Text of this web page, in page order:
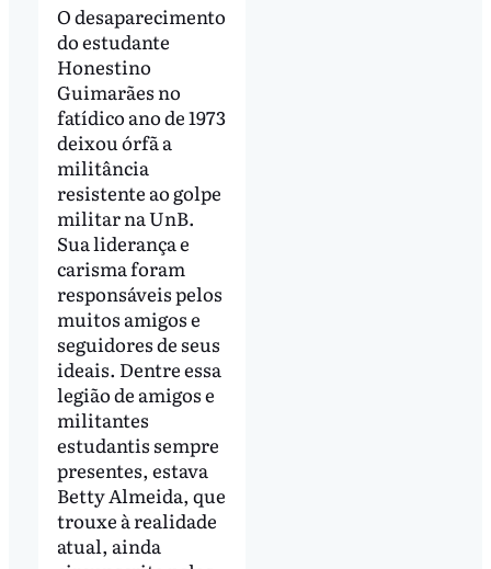
O desaparecimento
do estudante
Honestino
Guimarães no
fatídico ano de 1973
deixou órfã a
militância
resistente ao golpe
militar na UnB.
Sua liderança e
carisma foram
responsáveis pelos
muitos amigos e
seguidores de seus
ideais. Dentre essa
legião de amigos e
militantes
estudantis sempre
presentes, estava
Betty Almeida, que
trouxe à realidade
atual, ainda